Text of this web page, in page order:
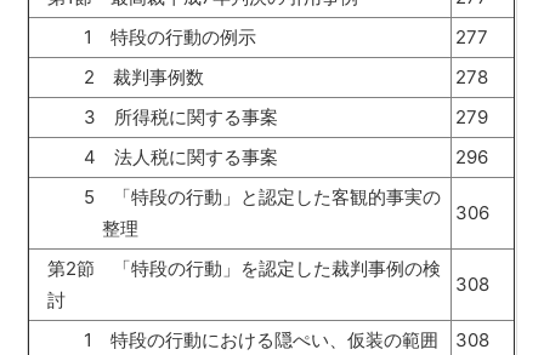
1 特段の行動の例示
277
2 裁判事例数
278
3 所得税に関する事案
279
4 法人税に関する事案
296
5 「特段の行動」と認定した客観的事実の
整理
306
第2節 「特段の行動」を認定した裁判事例の検
討
308
1 特段の行動における隠ぺい、仮装の範囲
308